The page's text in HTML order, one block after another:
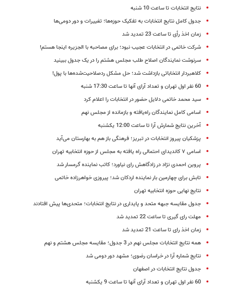
نتایج انتخابات تا ساعت 10 شنبه
جدول کامل نتایج انتخابات به تفکیک حوزه‌ها؛ تغییرات و دور دومی‌ها
زمان اخذ رأی تا ساعت 23 تمدید شد
شرکت خاتمی در انتخابات عجیب نبود؛ برای مصاحبه با الجزیره اینجا هستم!
سرنوشت نمایندگان اصلاح طلب مجلس هشتم را در یک جدول ببینید
کلاهبردار انتخاباتی بازداشت شد؛ حل مشکل ردصلاحیت‌شده‌ها با پول!
60 نفر اول تهران و تعداد آرای آنها تا ساعت 17:30 شنبه
سید محمد خاتمی دلایل حضور در انتخابات را اعلام کرد
اسامی کامل نمایندگان راه‌یافته و بازمانده از مجلس نهم
آخرین نتایج شمارش آرا تا ساعت 12:00 یکشنبه
پزشکیان پیروز انتخابات در تبریز؛ فرهنگی باز هم به بهارستان می‌آید
اسامی ۷ کاندیدای احتمالی راه یافته به مجلس از حوزه انتخابیه تهران
پروین احمدی نژاد در زادگاهش رای نیاورد؛ کاتب نماینده گرمسار شد
تابش برای چهارمین بار نماینده اردکان شد؛ پیروزی خواهرزاده خاتمی
نتایج نهایی حوزه انتخابیه تهران
جدول مقایسه جبهه متحد و پایداری در نتایج انتخابات؛ متحدی‌ها پیش افتادند
مهلت رای گیری تا ساعت 22 تمدید شد
زمان اخذ رای تا ساعت 21 تمدید شد
همه نتایج انتخابات مجلس نهم در 3 جدول؛ مقایسه مجلس هشتم و نهم
نتایج شماره آرا در خراسان رضوی؛ مشهد دور دومی شد
جدول نتایج انتخابات در اصفهان
60 نفر اول تهران و تعداد آرای آنها تا ساعت 9 یکشنبه